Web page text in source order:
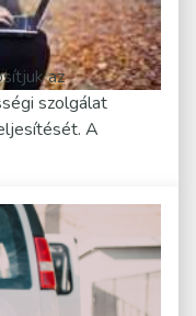
az
szolgálat
A